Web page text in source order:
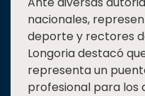
nacionales,
deporte y rectores
Longoria destacó
representa un
profesional para los